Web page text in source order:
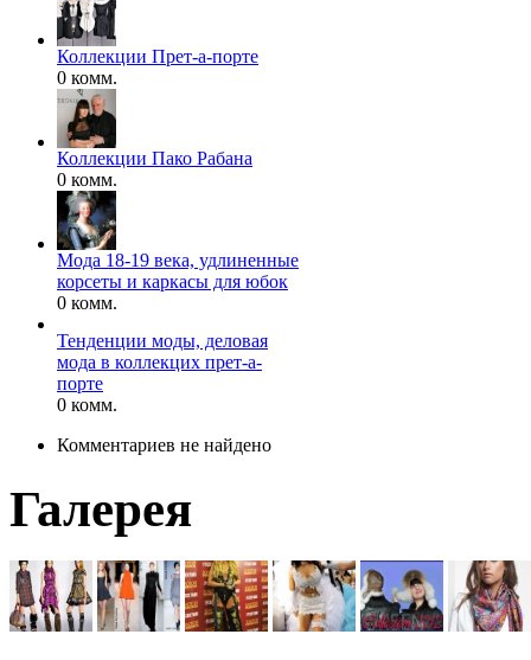
Коллекции Прет-а-порте
0 комм.
Коллекции Пако Рабана
0 комм.
Мода 18-19 века, удлиненные
корсеты и каркасы для юбок
0 комм.
Тенденции моды, деловая
мода в коллекцих прет-а-
порте
0 комм.
Комментариев не найдено
Галерея